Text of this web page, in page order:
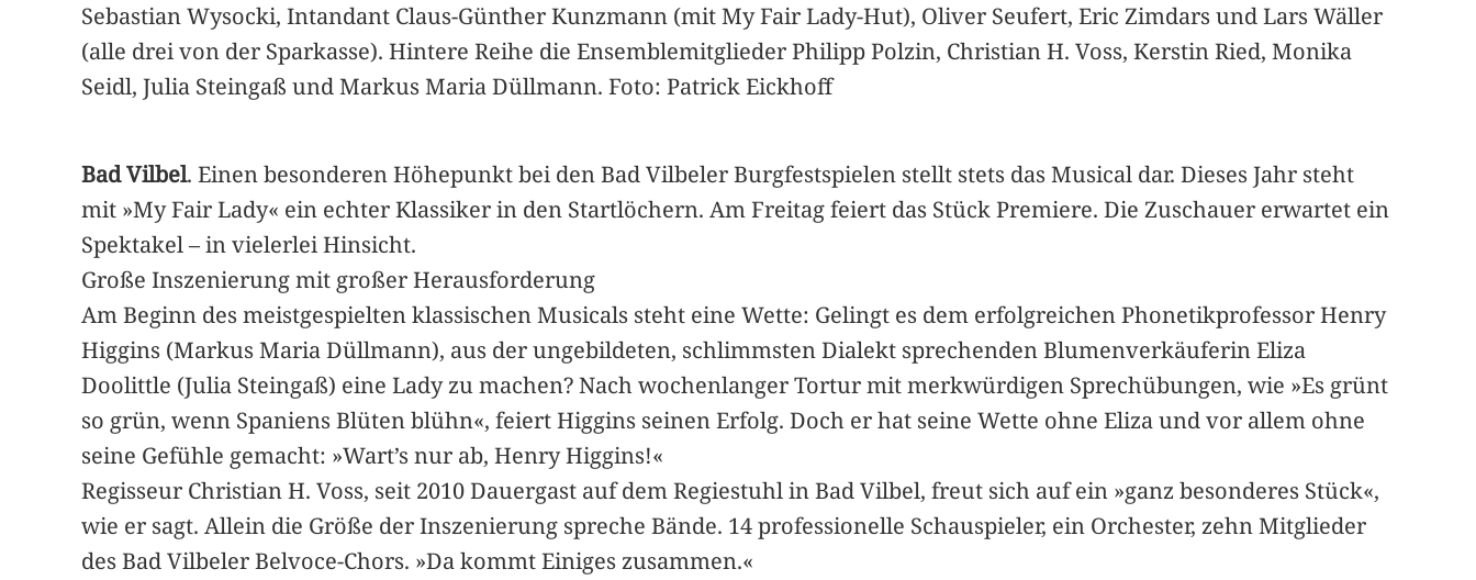
Sebastian Wysocki, Intandant Claus-Günther Kunzmann (mit My Fair Lady-Hut), Oliver Seufert, Eric Zimdars und Lars Wäller
(alle drei von der Sparkasse). Hintere Reihe die Ensemblemitglieder Philipp Polzin, Christian H. Voss, Kerstin Ried, Monika
Seidl, Julia Steingaß und Markus Maria Düllmann. Foto: Patrick Eickhoff
Bad Vilbel. Einen besonderen Höhepunkt bei den Bad Vilbeler Burgfestspielen stellt stets das Musical dar. Dieses Jahr steht
mit »My Fair Lady« ein echter Klassiker in den Startlöchern. Am Freitag feiert das Stück Premiere. Die Zuschauer erwartet ein
Spektakel – in vielerlei Hinsicht.
Große Inszenierung mit großer Herausforderung
Am Beginn des meistgespielten klassischen Musicals steht eine Wette: Gelingt es dem erfolgreichen Phonetikprofessor Henry
Higgins (Markus Maria Düllmann), aus der ungebildeten, schlimmsten Dialekt sprechenden Blumenverkäuferin Eliza
Doolittle (Julia Steingaß) eine Lady zu machen? Nach wochenlanger Tortur mit merkwürdigen Sprechübungen, wie »Es grünt
so grün, wenn Spaniens Blüten blühn«, feiert Higgins seinen Erfolg. Doch er hat seine Wette ohne Eliza und vor allem ohne
seine Gefühle gemacht: »Wart’s nur ab, Henry Higgins!«
Regisseur Christian H. Voss, seit 2010 Dauergast auf dem Regiestuhl in Bad Vilbel, freut sich auf ein »ganz besonderes Stück«,
wie er sagt. Allein die Größe der Inszenierung spreche Bände. 14 professionelle Schauspieler, ein Orchester, zehn Mitglieder
des Bad Vilbeler Belvoce-Chors. »Da kommt Einiges zusammen.«